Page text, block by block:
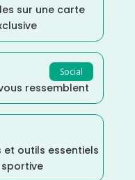
sur une carte
Social
ressemblent
et outils essentiels